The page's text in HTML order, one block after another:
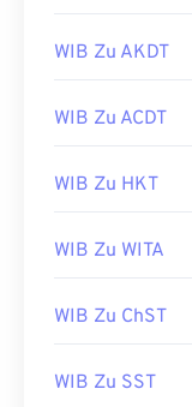
WIB Zu AKDT
WIB Zu ACDT
WIB Zu HKT
WIB Zu WITA
WIB Zu ChST
WIB Zu SST